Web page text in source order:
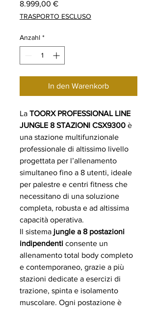
8.999,00 €Preis
TRASPORTO ESCLUSO
Anzahl *
In den Warenkorb
La TOORX PROFESSIONAL LINE
JUNGLE 8 STAZIONI CSX9300 è
una stazione multifunzionale
professionale di altissimo livello
progettata per l’allenamento
simultaneo fino a 8 utenti, ideale
per palestre e centri fitness che
necessitano di una soluzione
completa, robusta e ad altissima
capacità operativa.
Il sistema jungle a 8 postazioni
indipendenti consente un
allenamento total body completo
e contemporaneo, grazie a più
stazioni dedicate a esercizi di
trazione, spinta e isolamento
muscolare. Ogni postazione è